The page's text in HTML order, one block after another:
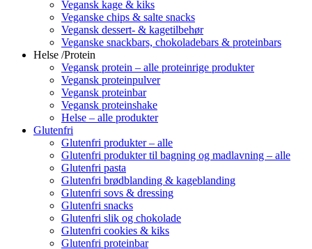
Vegansk kage & kiks
Veganske chips & salte snacks
Vegansk dessert- & kagetilbehør
Veganske snackbars, chokoladebars & proteinbars
Helse /Protein
Vegansk protein – alle proteinrige produkter
Vegansk proteinpulver
Vegansk proteinbar
Vegansk proteinshake
Helse – alle produkter
Glutenfri
Glutenfri produkter – alle
Glutenfri produkter til bagning og madlavning – alle
Glutenfri pasta
Glutenfri brødblanding & kageblanding
Glutenfri sovs & dressing
Glutenfri snacks
Glutenfri slik og chokolade
Glutenfri cookies & kiks
Glutenfri proteinbar